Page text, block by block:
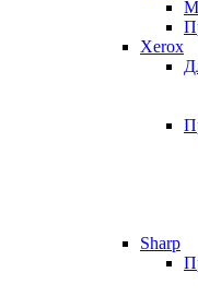
Xerox
Sharp